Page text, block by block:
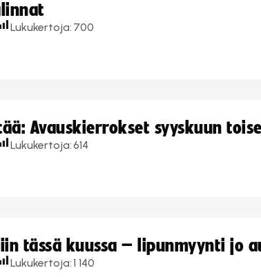
Lukukertoja: 700
Avauskierrokset syyskuun
Lukukertoja:614
tässä kuussa – lipunmyynti jo
Lukukertoja:1 140